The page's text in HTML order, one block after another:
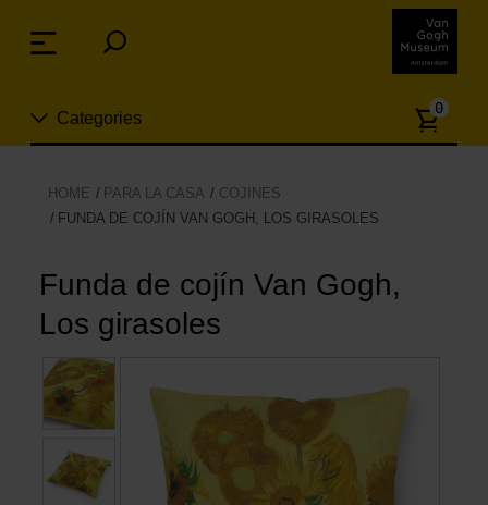
links
Jump
content
navigation
Categories
Nuevo
Para la casa
Hogar y Cocina
Ocio
0
Funda de cojín Van Gogh,
HOME PARA LA CASA
COJINES
FUNDA DE COJÍN VAN GOGH, LOS GIRASOLES
Funda de cojín Van Gogh,
Los girasoles
Menu